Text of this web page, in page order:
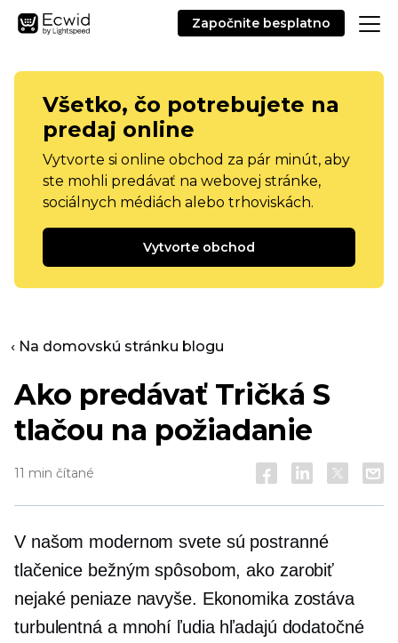
Započnite besplatno
Všetko, čo potrebujete na
predaj online
Vytvorte si online obchod za pár minút, aby
ste mohli predávať na webovej stránke,
sociálnych médiách alebo trhoviskách.
Vytvorte obchod
‹ Na domovskú stránku blogu
Ako predávať Tričká S
tlačou na požiadanie
11 min čítané
V našom modernom svete sú postranné
tlačenice bežným spôsobom, ako zarobiť
nejaké peniaze navyše. Ekonomika zostáva
turbulentná a mnohí ľudia hľadajú dodatočné